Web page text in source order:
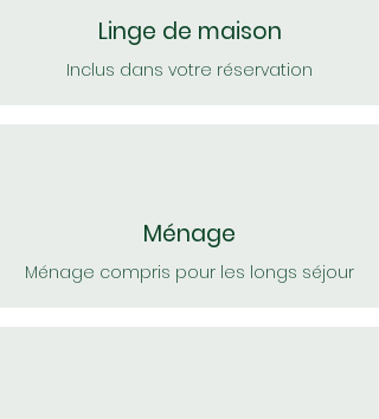
Linge de maison
Inclus dans votre réservation
Ménage
Ménage compris pour les longs séjour